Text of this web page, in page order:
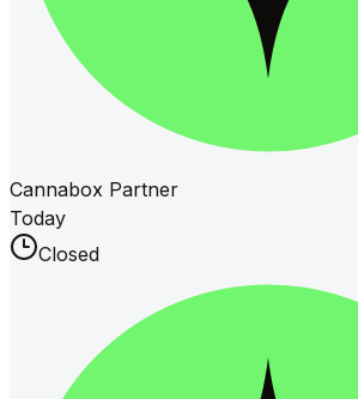
Cannabox Partner
Today
Closed